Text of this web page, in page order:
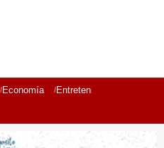
Economía Entretenimiento